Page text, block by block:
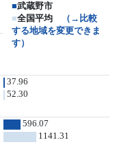
■武蔵野市
■全国平均
（→比較
する地域を変更できま
す）
37.96
52.30
596.07
1141.31